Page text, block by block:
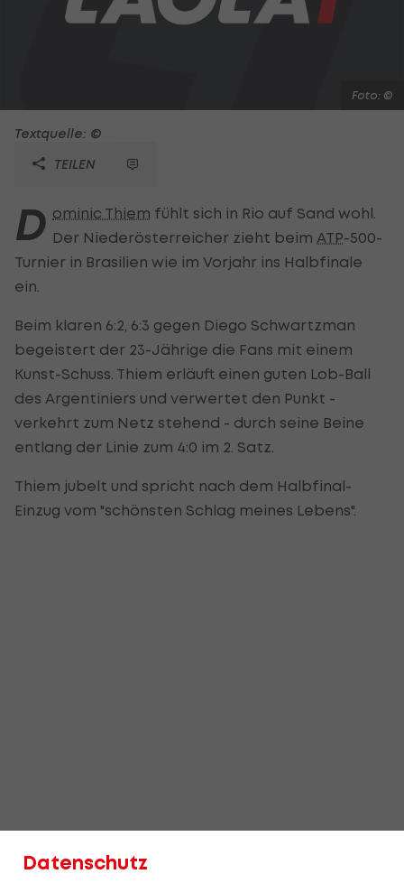
Foto: ©
Textquelle: ©
TEILEN
D ominic Thiem fühlt sich in Rio auf Sand wohl.
Der Niederösterreicher zieht beim ATP-500-
Turnier in Brasilien wie im Vorjahr ins Halbfinale
ein.
Beim klaren 6:2, 6:3 gegen Diego Schwartzman
begeistert der 23-Jährige die Fans mit einem
Kunst-Schuss. Thiem erläuft einen guten Lob-Ball
des Argentiniers und verwertet den Punkt -
verkehrt zum Netz stehend - durch seine Beine
entlang der Linie zum 4:0 im 2. Satz.
Thiem jubelt und spricht nach dem Halbfinal-
Einzug vom "schönsten Schlag meines Lebens".
heute (ab 21 Uhr) auf den als Nummer 5 gereihten
Datenschutz